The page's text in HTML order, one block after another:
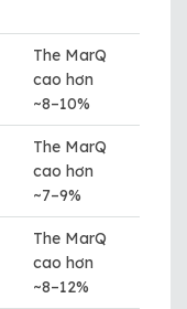
The MarQ
cao hơn
~8–10%
The MarQ
cao hơn
~7–9%
The MarQ
cao hơn
~8–12%